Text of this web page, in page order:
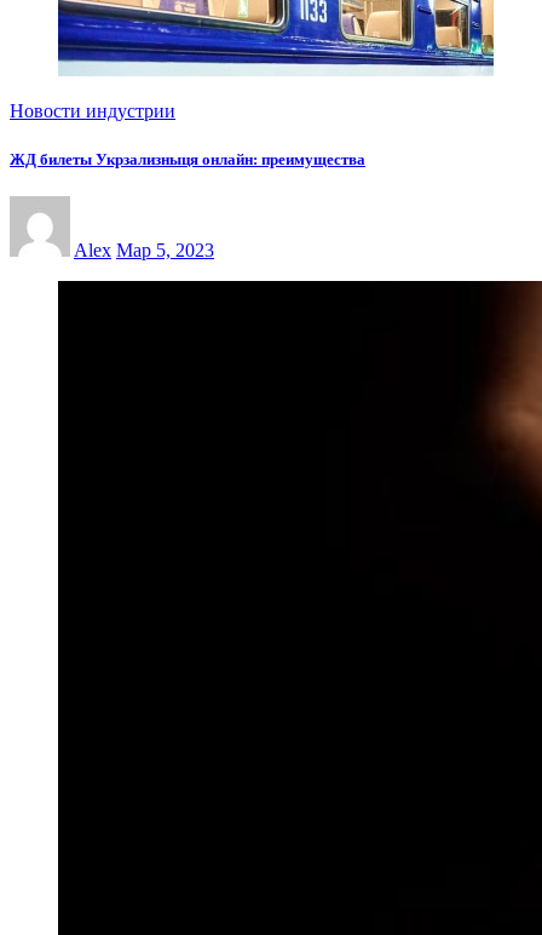
Новости индустрии
ЖД билеты Укрзализныця онлайн: преимущества
Alex Мар 5, 2023